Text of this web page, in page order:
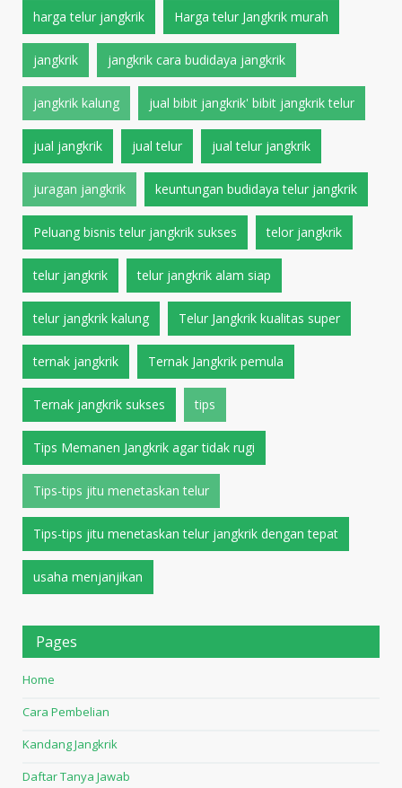
harga telur jangkrik Harga telur Jangkrik murah
jangkrik jangkrik cara budidaya jangkrik
jangkrik kalung jual bibit jangkrik' bibit jangkrik telur
jual jangkrik jual telur jual telur jangkrik
juragan jangkrik keuntungan budidaya telur jangkrik
Peluang bisnis telur jangkrik sukses telor jangkrik
telur jangkrik telur jangkrik alam siap
telur jangkrik kalung Telur Jangkrik kualitas super
ternak jangkrik Ternak Jangkrik pemula
Ternak jangkrik sukses tips
Tips Memanen Jangkrik agar tidak rugi
Tips-tips jitu menetaskan telur
Tips-tips jitu menetaskan telur jangkrik dengan tepat
usaha menjanjikan
Pages
Home
Cara Pembelian
Kandang Jangkrik
Daftar Tanya Jawab